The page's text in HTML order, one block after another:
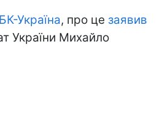
Україна, про це заявив
України Михайло